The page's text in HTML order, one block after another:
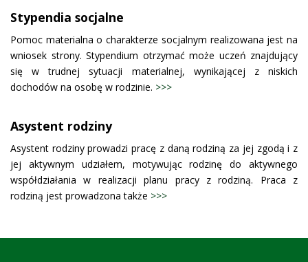
Stypendia socjalne
Pomoc materialna o charakterze socjalnym realizowana jest na
wniosek strony. Stypendium otrzymać może uczeń znajdujący
się w trudnej sytuacji materialnej, wynikającej z niskich
dochodów na osobę w rodzinie. >>>
Asystent rodziny
Asystent rodziny prowadzi pracę z daną rodziną za jej zgodą i z
jej aktywnym udziałem, motywując rodzinę do aktywnego
współdziałania w realizacji planu pracy z rodziną. Praca z
rodziną jest prowadzona także >>>